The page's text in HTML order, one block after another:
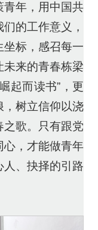
青年，用中国共
的工作意义，
标，感召每一
来的青春栋梁
起而读书”，更
，树立信仰以浇
歌。只有跟党
心，才能做青年
、抉择的引路